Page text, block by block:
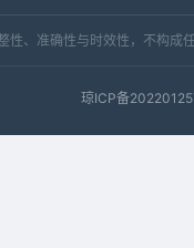
、准确性与时效性，不构成
琼ICP备